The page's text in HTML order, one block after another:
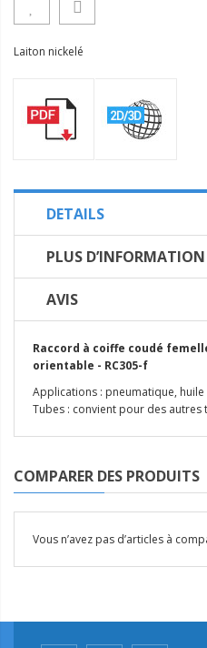
Laiton nickelé
DETAILS
PLUS D’INFORMATION
AVIS
Raccord à coiffe coudé
orientable - RC305-f
Applications : pneumatique,
Tubes : convient pour des autres
COMPARER DES PRODUITS
Vous n’avez pas d’articles à